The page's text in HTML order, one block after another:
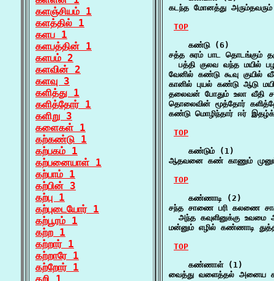
களஞ்சியம் 1
களத்தில் 1
களப 1
களபத்தின் 1
களபம் 2
களவின் 2
களவு 3
களித்து 1
களித்தோர் 1
களிறு 3
களைகள் 1
கற்கண்டு 1
கற்பகம் 1
கற்பனையாள் 1
கற்பாம் 1
கற்பின் 3
கற்பு 1
கற்புடையோர் 1
கற்பூரம் 1
கற்ற 1
கற்றார் 1
கற்றாரே 1
கற்றோர் 1
கடந்த மோனத்து
TOP
    கண்டு (6)
சத்த சுரம் பாட தொடங்கும்
பத்தி குலவ வந்த மயில்
வேனில் கண்டு கூவு
கானில் புயல் கண்டு ஆடு
தலைவன் போதும் உலா வீதி
தொலைவின் மூத்தோர்
கண்டு மொழிந்தார் ஈர்
TOP
    கண்டும் (1)
ஆதவனை கண் காணும்
TOP
    கண்ணாடி (2)
சந்த சாணை பரி கலணை
அந்த கவுளினுக்கு உவமை
மன்னும் எழில் கண்ணாடி
TOP
    கண்ணாள் (1)
வைத்து வளைத்தல் அனைய